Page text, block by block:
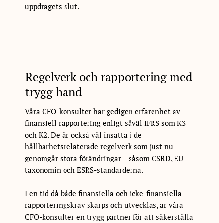
uppdragets slut.
Regelverk och rapportering med
trygg hand
Våra CFO-konsulter har gedigen erfarenhet av
finansiell rapportering enligt såväl IFRS som K3
och K2. De är också väl insatta i de
hållbarhetsrelaterade regelverk som just nu
genomgår stora förändringar – såsom CSRD, EU-
taxonomin och ESRS-standarderna.
I en tid då både finansiella och icke-finansiella
rapporteringskrav skärps och utvecklas, är våra
CFO-konsulter en trygg partner för att säkerställa